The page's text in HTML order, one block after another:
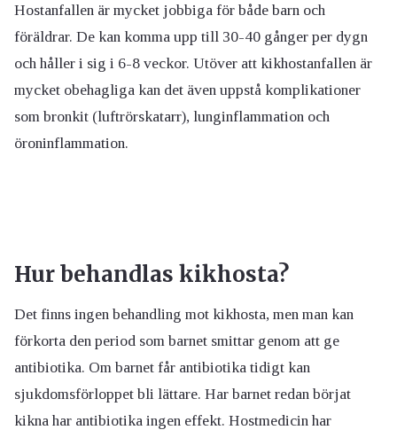
Hostanfallen är mycket jobbiga för både barn och
föräldrar. De kan komma upp till 30-40 gånger per dygn
och håller i sig i 6-8 veckor. Utöver att kikhostanfallen är
mycket obehagliga kan det även uppstå komplikationer
som bronkit (luftrörskatarr), lunginflammation och
öroninflammation.
Hur behandlas kikhosta?
Det finns ingen behandling mot kikhosta, men man kan
förkorta den period som barnet smittar genom att ge
antibiotika. Om barnet får antibiotika tidigt kan
sjukdomsförloppet bli lättare. Har barnet redan börjat
kikna har antibiotika ingen effekt. Hostmedicin har